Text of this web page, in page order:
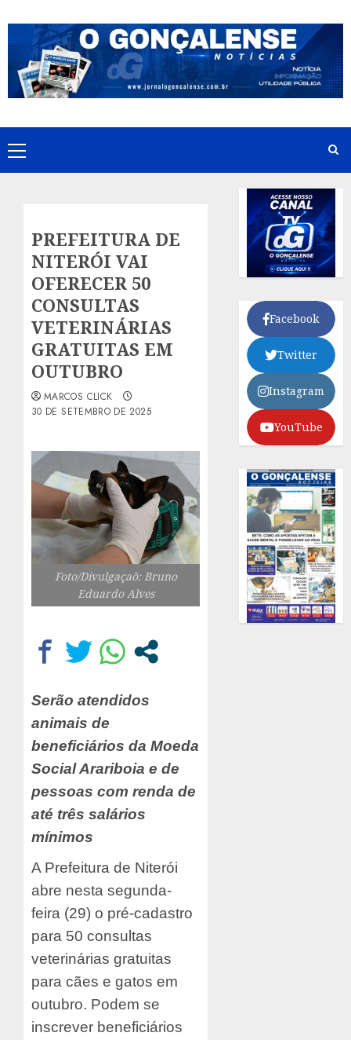
to
content
Primary
Menu
PREFEITURA DE
NITERÓI VAI
OFERECER 50
CONSULTAS
VETERINÁRIAS
GRATUITAS EM
OUTUBRO
MARCOS CLICK
30 DE SETEMBRO DE 2025
Foto/Divulgaçaõ: Bruno
Eduardo Alves
Serão atendidos
animais de
beneficiários da Moeda
Social Arariboia e de
pessoas com renda de
até três salários
mínimos
A Prefeitura de Niterói
abre nesta segunda-
feira (29) o pré-cadastro
para 50 consultas
veterinárias gratuitas
para cães e gatos em
outubro. Podem se
inscrever beneficiários
Facebook
Twitter
Instagram
YouTube